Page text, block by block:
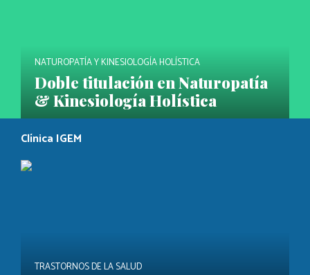
NATUROPATÍA Y KINESIOLOGÍA HOLÍSTICA
Doble titulación en Naturopatía
& Kinesiología Holística
Clínica IGEM
TRASTORNOS DE LA SALUD